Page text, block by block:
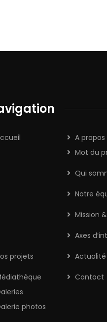
A propos
Mot du
Qui
Notre
Mission
Axes
projets Actualité
photos
Contact